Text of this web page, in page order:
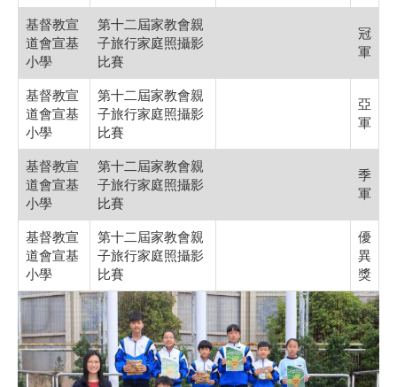
基督教宣
道會宣基
小學
第十二屆家教會親
子旅行家庭照攝影
比賽
冠
軍
基督教宣
道會宣基
小學
第十二屆家教會親
子旅行家庭照攝影
比賽
亞
軍
基督教宣
道會宣基
小學
第十二屆家教會親
子旅行家庭照攝影
比賽
季
軍
基督教宣
道會宣基
小學
第十二屆家教會親
子旅行家庭照攝影
比賽
優
異
獎